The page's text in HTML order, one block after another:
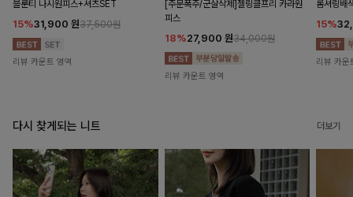
블룬티 나시원피스+셔츠SET
15%31,900 원37,500원
리뷰 카운트 영역
[주문폭주/군살삭제]젤링클프리 카라원
피스
18%27,900 원34,000원
리뷰 카운트 영역
롬셔링배
15%
리뷰 카운
다시 찾게되는 니트 더보기